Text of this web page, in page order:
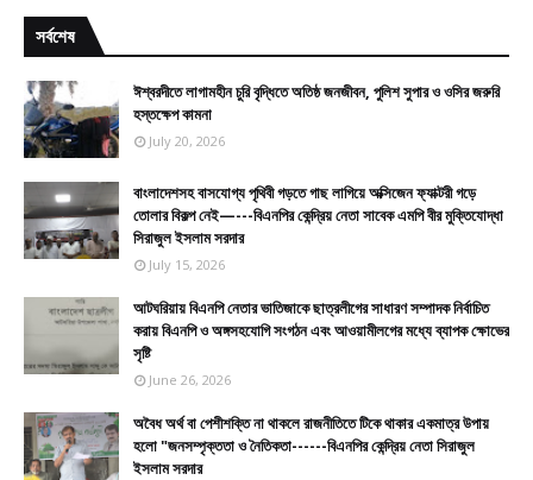
সর্বশেষ
ঈশ্বরদীতে লাগামহীন চুরি বৃদ্ধিতে অতিষ্ঠ জনজীবন, পুলিশ সুপার ও ওসির জরুরি
হস্তক্ষেপ কামনা
July 20, 2026
বাংলাদেশসহ বাসযোগ্য পৃথিবী গড়তে গাছ লাগিয়ে অক্সিজেন ফ্যাক্টরী গড়ে
তোলার বিকল্প নেই—---বিএনপির কেন্দ্রিয় নেতা সাবেক এমপি বীর মুক্তিযোদ্ধা
সিরাজুল ইসলাম সরদার
July 15, 2026
আটঘরিয়ায় বিএনপি নেতার ভাতিজাকে ছাত্রলীগের সাধারণ সম্পাদক নির্বাচিত
করায় বিএনপি ও অঙ্গসহযোগি সংগঠন এবং আওয়ামীলগের মধ্যে ব্যাপক ক্ষোভের
সৃষ্টি
June 26, 2026
​​অবৈধ অর্থ বা পেশীশক্তি না থাকলে রাজনীতিতে টিকে থাকার একমাত্র উপায়
হলো "জনসম্পৃক্ততা ও নৈতিকতা------বিএনপির কেন্দ্রিয় নেতা সিরাজুল
ইসলাম সরদার